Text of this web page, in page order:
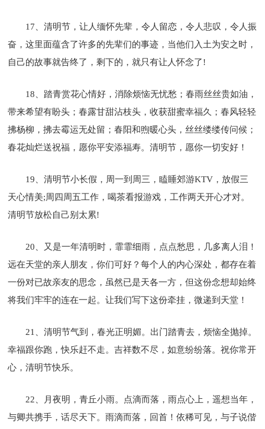
17、清明节，让人缅怀先辈，令人留恋，令人悲叹，令人振
奋，这里面蕴含了许多的先辈们的事迹，当他们入土为安之时，
自己的故事就告终了，剩下的，就只有让人怀念了!
18、踏青赏花心情好，消除烦恼无忧愁；春雨丝丝贵如油，
带来希望有盼头；春露甘甜沾枝头，收获甜蜜幸福久；春风轻轻
拂杨柳，拂去霉运无处留；春阳和煦暖心头，丝丝缕缕传问候；
春花灿烂送祝福，愿你平安添福寿。清明节，愿你一切安好！
19、清明节小长假，周一到周三，瞌睡郊游KTV，放假三
天心情美;周四周五工作，喝茶看报游戏，工作两天开心才对。
清明节放松自己别太累!
20、又是一年清明时，霏霏细雨，点点愁思，几多离人泪！
远在天堂的亲人朋友，你们可好？每个人的内心深处，都存在着
一份对已故亲友的思念，虽然已是天各一方，但这份念想却始终
将我们牢牢的连在一起。让我们写下这份牵挂，微递到天堂！
21、清明节气到，春光正明媚。出门踏青去，烦恼全抛掉。
幸福跟你跑，快乐赶不走。吉祥数不尽，如意纷纷落。祝你常开
心，清明节快乐。
22、月夜明，青丘小雨。点滴而落，雨点心上，遥想当年，
与卿共携手，话尽天下。雨滴而落，回首！依稀可见，与子说偕